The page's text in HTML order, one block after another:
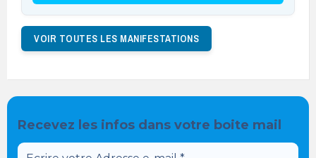
VOIR TOUTES LES MANIFESTATIONS
Recevez les infos dans votre boite mail